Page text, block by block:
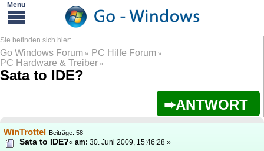
Go Windows Forum » PC Hilfe Forum »
PC Hardware & Treiber »
Sata to IDE?
ANTWORT
WinTrottel Beiträge: 58
Sata to IDE?«am: 30. Juni 2009, 15:46:28 »